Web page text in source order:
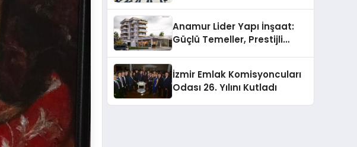
Anamur Lider Yapı İnşaat:
Güçlü Temeller, Prestijli
İzmir Emlak Komisyoncuları
Odası 26. Yılını Kutladı